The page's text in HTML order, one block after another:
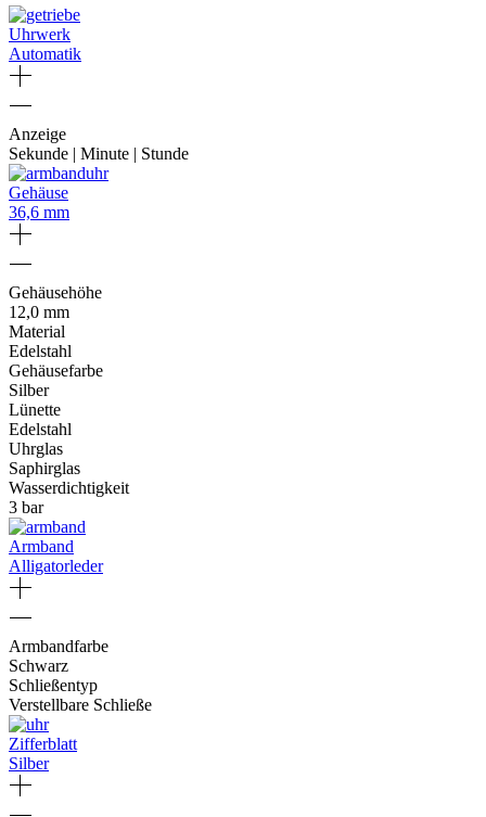
Uhrwerk
Automatik
Anzeige
Sekunde | Minute | Stunde
Gehäuse
36,6 mm
Gehäusehöhe
12,0 mm
Material
Edelstahl
Gehäusefarbe
Silber
Lünette
Edelstahl
Uhrglas
Saphirglas
Wasserdichtigkeit
3 bar
Armband
Alligatorleder
Armbandfarbe
Schwarz
Schließentyp
Verstellbare Schließe
Zifferblatt
Silber